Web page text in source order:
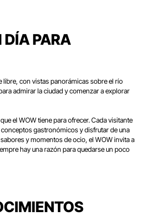
DÍA PARA
libre, con vistas panorámicas sobre el río
admirar la ciudad y comenzar a explorar
el WOW tiene para ofrecer. Cada visitante
gastronómicos y disfrutar de una
y momentos de ocio, el WOW invita a
hay una razón para quedarse un poco